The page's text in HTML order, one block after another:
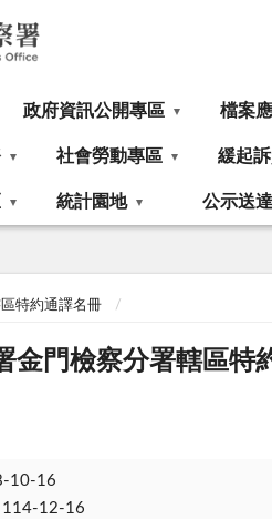
政府資訊公開專區 檔案
社會勞動專區 緩起
統計園地 公示送達
特約通譯名冊
金門檢察分署轄區特
10-16
114-12-16